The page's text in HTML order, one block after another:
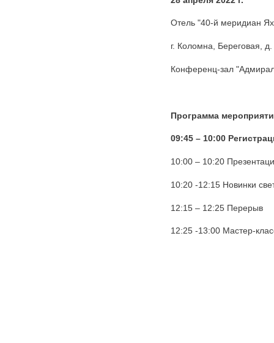
Отель "40-й меридиан
г. Коломна, Береговая,
Конференц-зал
Программа
09:45 – 10:00
10:00 – 10:20
10:20 -12:15 Новинки
12:15 – 12:25 Перерыв
12:25 -13:00 Мастер-